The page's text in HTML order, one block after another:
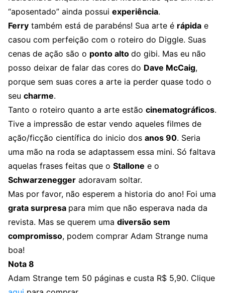
“aposentado” ainda possui experiência.
Ferry também está de parabéns! Sua arte é rápida e
casou com perfeição com o roteiro do Diggle. Suas
cenas de ação são o ponto alto do gibi. Mas eu não
posso deixar de falar das cores do Dave McCaig,
porque sem suas cores a arte ia perder quase todo o
seu charme.
Tanto o roteiro quanto a arte estão cinematográficos.
Tive a impressão de estar vendo aqueles filmes de
ação/ficção científica do inicio dos anos 90. Seria
uma mão na roda se adaptassem essa mini. Só faltava
aquelas frases feitas que o Stallone e o
Schwarzenegger adoravam soltar.
Mas por favor, não esperem a historia do ano! Foi uma
grata surpresa para mim que não esperava nada da
revista. Mas se querem uma diversão sem
compromisso, podem comprar Adam Strange numa
boa!
Nota 8
Adam Strange tem 50 páginas e custa R$ 5,90. Clique